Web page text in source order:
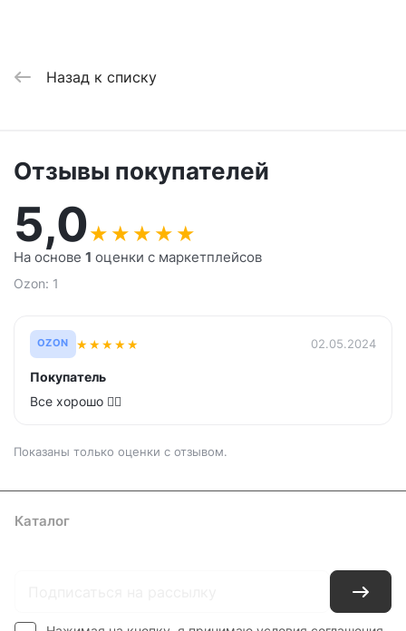
Назад к списку
Отзывы покупателей
5,0★ ★ ★ ★ ★
На основе 1 оценки с маркетплейсов
Ozon: 1
OZON ★★★★★ 02.05.2024
Покупатель
Все хорошо 👌🏻
Показаны только оценки с отзывом.
Каталог